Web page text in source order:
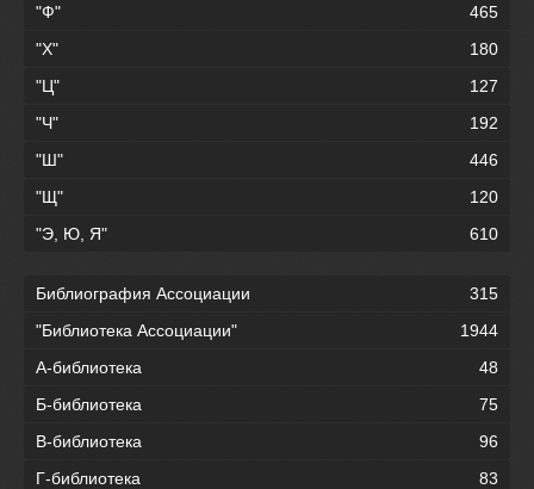
"Ф"
465
"Х"
180
"Ц"
127
"Ч"
192
"Ш"
446
"Щ"
120
"Э, Ю, Я"
610
Библиография Ассоциации
315
"Библиотека Ассоциации"
1944
А-библиотека
48
Б-библиотека
75
В-библиотека
96
Г-библиотека
83